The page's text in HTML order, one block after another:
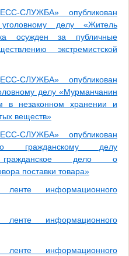
СЛУЖБА» опубликован
делу «Житель
осужден за публичные
экстремистской
СЛУЖБА» опубликован
делу «Мурманчанин
в незаконном хранении и
веществ»
СЛУЖБА» опубликован
гражданскому делу
гражданское дело о
поставки товара»
информационного
информационного
информационного